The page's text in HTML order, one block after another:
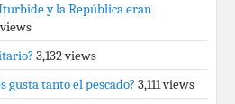
y la República eran
3,132 views
gusta tanto el pescado? 3,111 views